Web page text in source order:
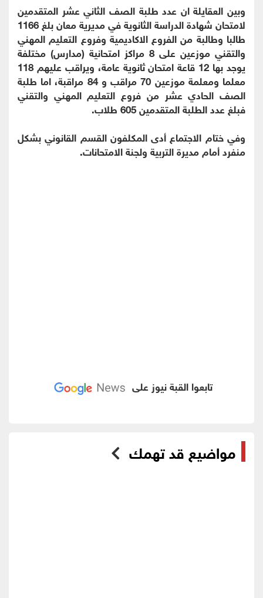
وبين العقايلة ان عدد طلبة الصف الثاني عشر المتقدمين
لامتحان شهادة الدراسة الثانوية في مديرية معان بلغ 1166
طالبا وطالبة من الفروع الاكاديمية وفروع التعليم المهني
والتقني موزعين على 8 مراكز امتحانية (مدارس) مختلفة
يوجد بها 12 قاعة امتحان ثانوية عامة، ويراقب عليهم 118
معلما ومعلمة موزعين 70 مراقب و 84 مراقبة، اما طلبة
الصف الحادي عشر من فروع التعليم المهني والتقني
فبلغ عدد الطلبة المتقدمين 605 طلاب.
وفي ختام الاجتماع أدى المكلفون القسم القانوني بشكل
منفرد أمام مديرة التربية ولجنة الامتحانات.
تابعوا القبة نيوز على
مواضيع قد تهمك